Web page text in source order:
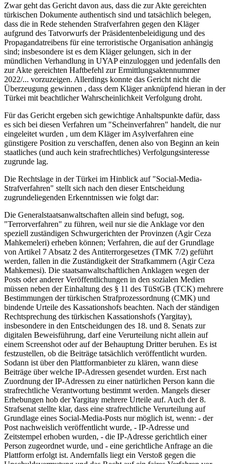
Zwar geht das Gericht davon aus, dass die zur Akte gereichten
türkischen Dokumente authentisch sind und tatsächlich belegen,
dass die in Rede stehenden Strafverfahren gegen den Kläger
aufgrund des Tatvorwurfs der Präsidentenbeleidigung und des
Propagandatreibens für eine terroristische Organisation anhängig
sind; insbesondere ist es dem Kläger gelungen, sich in der
mündlichen Verhandlung in UYAP einzuloggen und jedenfalls den
zur Akte gereichten Haftbefehl zur Ermittlungsaktennummer
2022/... vorzuzeigen. Allerdings konnte das Gericht nicht die
Überzeugung gewinnen , dass dem Kläger anknüpfend hieran in der
Türkei mit beachtlicher Wahrscheinlichkeit Verfolgung droht.
Für das Gericht ergeben sich gewichtige Anhaltspunkte dafür, dass
es sich bei diesen Verfahren um "Scheinverfahren" handelt, die nur
eingeleitet wurden , um dem Kläger im Asylverfahren eine
günstigere Position zu verschaffen, denen also von Beginn an kein
staatliches (und auch kein strafrechtliches) Verfolgungsinteresse
zugrunde lag.
Die Rechtslage in der Türkei im Hinblick auf "Social-Media-
Strafverfahren" stellt sich nach den dieser Entscheidung
zugrundeliegenden Erkenntnissen wie folgt dar:
Die Generalstaatsanwaltschaften allein sind befugt, sog.
"Terrorverfahren" zu führen, weil nur sie die Anklage vor den
speziell zuständigen Schwurgerichten der Provinzen (Agir Ceza
Mahkemeleri) erheben können; Verfahren, die auf der Grundlage
von Artikel 7 Absatz 2 des Antiterrorgesetzes (TMK 7/2) geführt
werden, fallen in die Zuständigkeit der Strafkammern (Agir Ceza
Mahkemesi). Die staatsanwaltschaftlichen Anklagen wegen der
Posts oder anderer Veröffentlichungen in den sozialen Medien
müssen neben der Einhaltung des § 11 des TüStGB (TCK) mehrere
Bestimmungen der türkischen Strafprozessordnung (CMK) und
bindende Urteile des Kassationshofs beachten. Nach der ständigen
Rechtsprechung des türkischen Kassationshofs (Yargitay),
insbesondere in den Entscheidungen des 18. und 8. Senats zur
digitalen Beweisführung, darf eine Verurteilung nicht allein auf
einem Screenshot oder auf der Behauptung Dritter beruhen. Es ist
festzustellen, ob die Beiträge tatsächlich veröffentlicht wurden.
Sodann ist über den Plattformanbieter zu klären, wann diese
Beiträge über welche IP-Adressen gesendet wurden. Erst nach
Zuordnung der IP-Adressen zu einer natürlichen Person kann die
strafrechtliche Verantwortung bestimmt werden. Mangels dieser
Erhebungen hob der Yargitay mehrere Urteile auf. Auch der 8.
Strafsenat stellte klar, dass eine strafrechtliche Verurteilung auf
Grundlage eines Social-Media-Posts nur möglich ist, wenn: - der
Post nachweislich veröffentlicht wurde, - IP-Adresse und
Zeitstempel erhoben wurden, - die IP-Adresse gerichtlich einer
Person zugeordnet wurde, und - eine gerichtliche Anfrage an die
Plattform erfolgt ist. Andernfalls liegt ein Verstoß gegen die